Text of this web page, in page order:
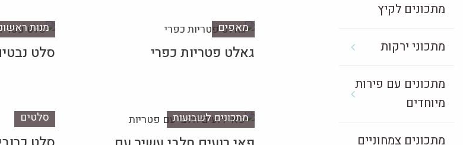
מתכונים לקיץ
מתכוני ירקות
מתכונים עם פירות
מיוחדים
מתכונים צמחוניים
מאפים
גאלט פטריות כפרי
מנות
סלט
מתכונים לשבועות סלטים